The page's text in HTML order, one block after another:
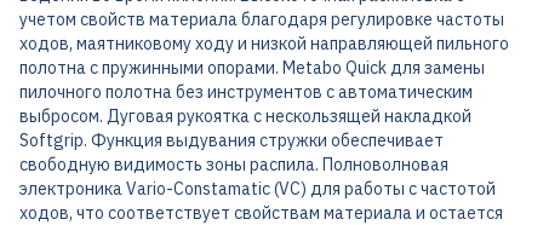
учетом свойств материала благодаря регулировке частоты
ходов, маятниковому ходу и низкой направляющей пильного
полотна с пружинными опорами. Metabo Quick для замены
пилочного полотна без инструментов с автоматическим
выбросом. Дуговая рукоятка с нескользящей накладкой
Softgrip. Функция выдувания стружки обеспечивает
свободную видимость зоны распила. Полноволновая
электроника Vario-Constamatic (VC) для работы с частотой
ходов, что соответствует свойствам материала и остается